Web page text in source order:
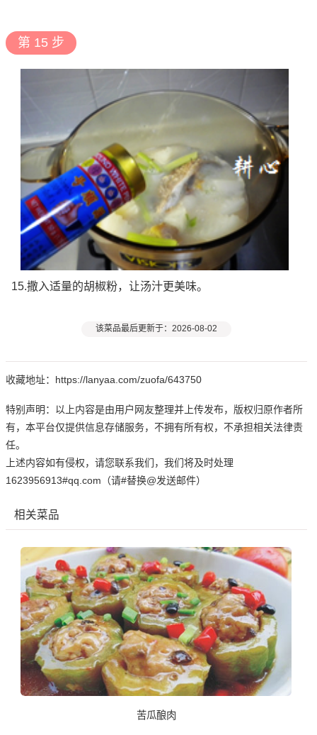
第 15 步
15.撒入适量的胡椒粉，让汤汁更美味。
该菜品最后更新于：2026-08-02
收藏地址：https://lanyaa.com/zuofa/643750
特别声明：以上内容是由用户网友整理并上传发布，版权归原作者所
有，本平台仅提供信息存储服务，不拥有所有权，不承担相关法律责
任。
上述内容如有侵权，请您联系我们，我们将及时处理
1623956913#qq.com（请#替换@发送邮件）
相关菜品
苦瓜酿肉